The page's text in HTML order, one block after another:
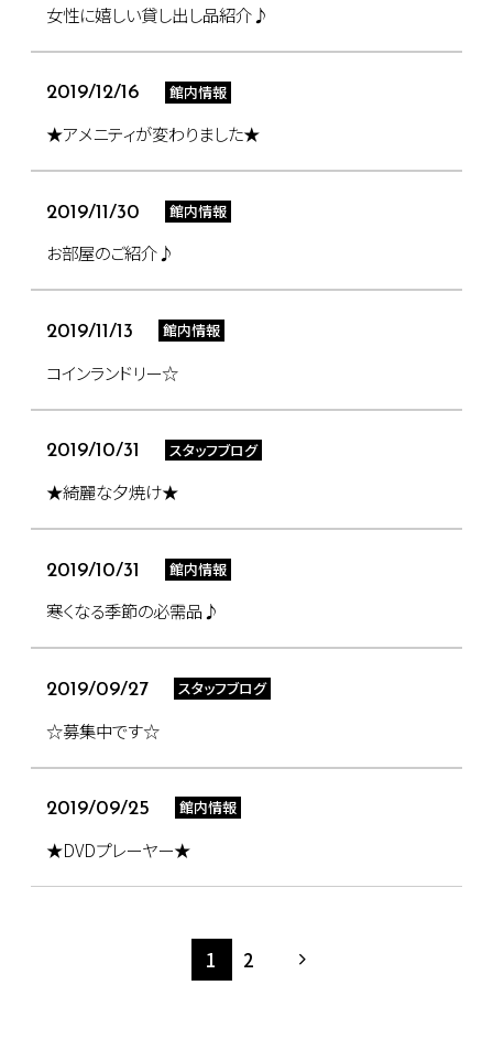
女性に嬉しい貸し出し品紹介♪
2019/12/16 館内情報
★アメニティが変わりました★
2019/11/30 館内情報
お部屋のご紹介♪
2019/11/13 館内情報
コインランドリー☆
2019/10/31 スタッフブログ
★綺麗な夕焼け★
2019/10/31 館内情報
寒くなる季節の必需品♪
2019/09/27 スタッフブログ
☆募集中です☆
2019/09/25 館内情報
★DVDプレーヤー★
1 2